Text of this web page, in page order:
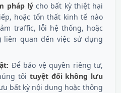
pháp lýcho bất kỳ thiệt hại
hoặc tổn thất kinh tế nào
traffic, lỗi hệ thống, hoặc
liên quan đến việc sử dụng
Để bảo vệ quyền riêng tư,
tôi tuyệt đối không lưu
bất kỳ nội dung hoặc thông